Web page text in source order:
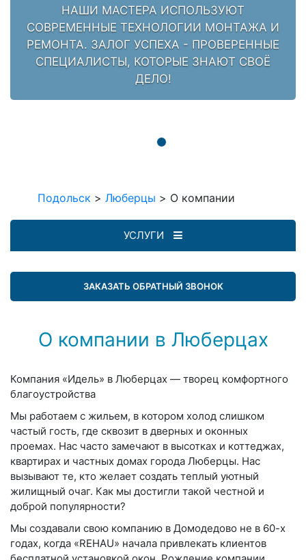
НАШИ МАСТЕРА ИСПОЛЬЗУЮТ
СОВРЕМЕННЫЕ ТЕХНОЛОГИИ МОНТАЖА И
РЕМОНТА. ЗАЛОГ УСПЕХА - ПРОВЕРЕННЫЕ
СПЕЦИАЛИСТЫ, КОТОРЫЕ ЗНАЮТ СВОЁ
ДЕЛО!
Подольск > Люберцы > О компании
УСЛУГИ
ЗАКАЗАТЬ ОБРАТНЫЙ ЗВОНОК
О компании в Люберцах
Компания «Идель» в Люберцах — творец комфортного
благоустройства
Мы работаем с жильем, в котором холод слишком
частый гость, где сквозит в дверных и оконных
проемах. Нас часто замечают в высотках и коттеджах,
квартирах и частных домах города Люберцы. Нас
вызывают те, кто желает создать теплый уютный
жилищный очаг. Как мы достигли такой честной и
доброй популярности?
Мы создавали свою компанию в Домодедово не в 60-х
годах, когда «REHAU» начала привлекать клиентов